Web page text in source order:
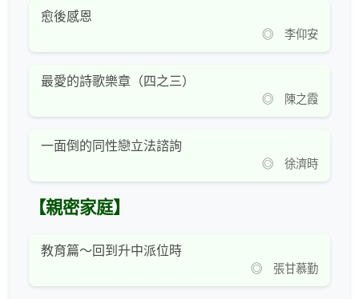
愈後感恩
◎ 李仰安
最愛的詩歌樂章（四之三）
◎ 陳之霞
一面倒的同性戀立法諮詢
◎ 徐濟時
【親密家庭】
教育篇～回到升中派位時
◎ 張甘慕勤